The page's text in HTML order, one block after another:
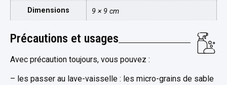
Dimensions 9 × 9 cm
Précautions et usages
Avec précaution toujours, vous pouvez :
– les passer au lave-vaisselle : les micro-grains de sable